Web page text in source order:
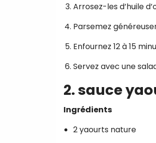
Arrosez-les d’huile
Parsemez
Enfournez 12 à 15
Servez avec une
2. sauce
Ingrédients
2 yaourts nature